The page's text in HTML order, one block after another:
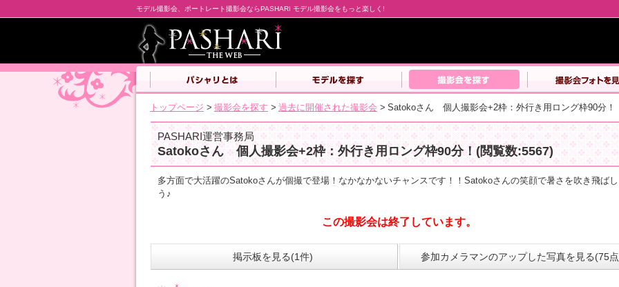
モデル撮影会、ポートレート撮影会ならPASHARI モデル撮影会をもっと楽しく!
トップページ > 撮影会を探す > 過去に開催された撮影会 > Satokoさん 個人撮影会+2枠：外行き用ロング枠90分！
PASHARI運営事務局
Satokoさん 個人撮影会+2枠：外行き用ロング枠90分！ (閲覧数:5567)
多方面で大活躍のSatokoさんが個撮で登場！なかなかないチャンスです！！Satokoさんの笑顔で暑さを吹き飛ば
う♪
この撮影会は終了しています。
掲示板を見る(1件) 参加カメラマンのアップした写真を見る(75